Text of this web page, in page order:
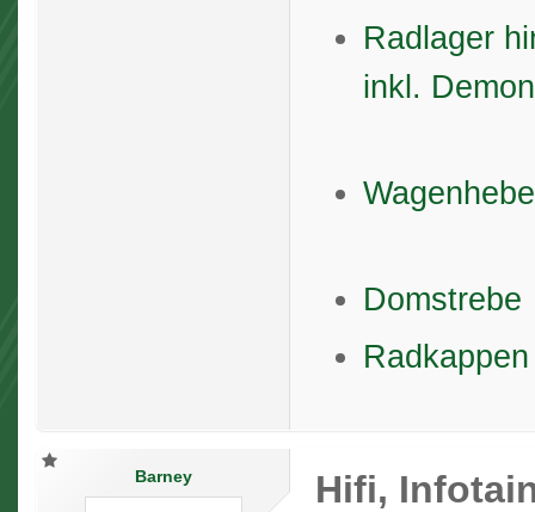
Radlager
inkl.
Domstrebe
Radkappen
Barney Hifi,